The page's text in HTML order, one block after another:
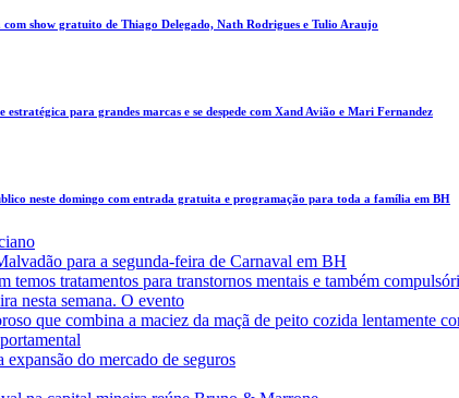
show gratuito de Thiago Delegado, Nath Rodrigues e Tulio Araujo
para grandes marcas e se despede com Xand Avião e Mari Fernandez
neste domingo com entrada gratuita e programação para toda a família em BH
para a segunda-feira de Carnaval em BH
temos tratamentos para transtornos mentais e também
nesta semana. O evento
que combina a maciez da maçã de peito cozida lentamente
expansão do mercado de seguros